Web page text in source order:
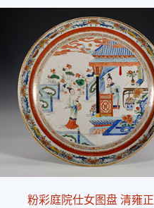
粉彩庭院仕女图盘 清雍正